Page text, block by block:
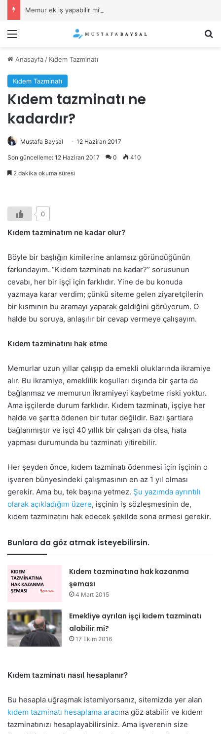
Memur ek iş yapabilir mi?
Menü
Anasayfa / Kıdem Tazminatı
Kıdem Tazminatı
Kıdem tazminatı ne
kadardır?
Mustafa Baysal 12 Haziran 2017
Son güncelleme: 12 Haziran 2017 0 410
2 dakika okuma süresi
0
Kıdem tazminatım ne kadar olur?
Böyle bir başlığın kimilerine anlamsız göründüğünün
farkındayım. “Kıdem tazminatı ne kadar?” sorusunun
cevabı, her bir işçi için farklıdır. Yine de bu konuda
yazmaya karar verdim; çünkü siteme gelen ziyaretçilerin
bir kısmının bu aramayı yaparak geldiğini görüyorum. O
halde bu soruya, anlaşılır bir cevap vermeye çalışayım.
Kıdem tazminatını hak etme
Memurlar uzun yıllar çalışıp da emekli oluklarında ikramiye
alır. Bu ikramiye, emeklilik koşulları dışında bir şarta da
bağlanmaz ve memurun ikramiyeyi kaybetme riski yoktur.
Ama işçilerde durum farklıdır. Kıdem tazminatı, işçiye her
halde ve şartta ödenen bir tutar değildir. Bazı şartlara
bağlanmıştır ve işçi 40 yıllık bir çalışan da olsa, hata
yapması durumunda bu tazminatı yitirebilir.
Her şeyden önce, kıdem tazminatı ödenmesi için işçinin o
işveren bünyesindeki çalışmasının en az 1 yıl olması
gerekir. Ama bu, tek başına yetmez. Şu yazımda ayrıntılı
olarak açıkladığım üzere, işçinin iş sözleşmesinin de,
kıdem tazminatını hak edecek şekilde sona ermesi gerekir.
Bunlara da göz atmak isteyebilirsin.
Kıdem tazminatına hak kazanma
şeması
4 Mart 2015
Emekliye ayrılan işçi kıdem tazminatı
alabilir mi?
17 Ekim 2016
Kıdem tazminatı nasıl hesaplanır?
Bu hesapla uğraşmak istemiyorsanız, sitemizde yer alan
kıdem tazminatı hesaplama aracına göz atabilir ve kıdem
tazminatınızı hesaplayabilirsiniz. Ama işverenin size